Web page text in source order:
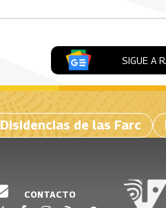
SIGUE A
Disidencias de las Farc
CONTACTO